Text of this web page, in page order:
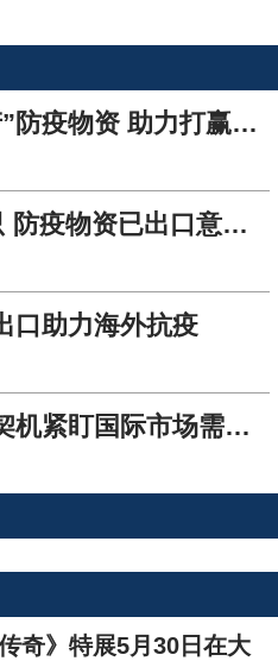
越洋物语出口“辽宁产”防疫物资 助力打赢全球战“疫”
沈阳日产口罩328万只 防疫物资已出口意大利
口助力海外抗疫
辽宁：抓住疫情防控契机紧盯国际市场需求 有效组织防疫物资出口
传奇》特展5月30日在大